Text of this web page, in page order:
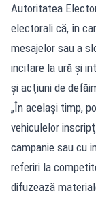
Autoritatea
electorali că, în
mesajelor sau a
incitare la ură şi
şi acţiuni de
„În acelaşi timp,
vehiculelor
campanie sau cu
referiri la
difuzează